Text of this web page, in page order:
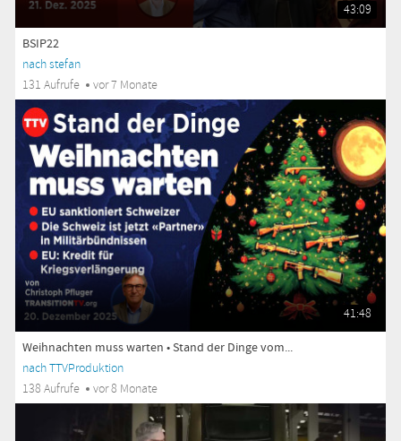
43:09
BSIP22
nach stefan
131 Aufrufe
vor 7 Monate
41:48
Weihnachten muss warten • Stand der Dinge vom...
nach TTVProduktion
138 Aufrufe
vor 8 Monate